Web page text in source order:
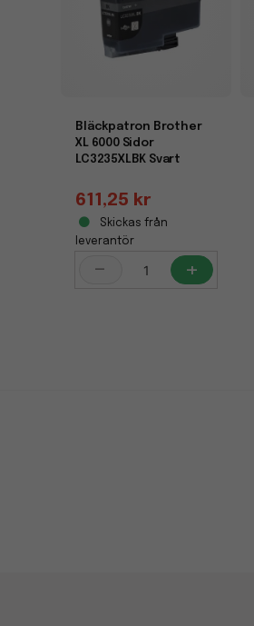
Bläckpatron Brother
XL 6000 Sidor
LC3235XLBK Svart
611,25 kr
Skickas från
leverantör
- +